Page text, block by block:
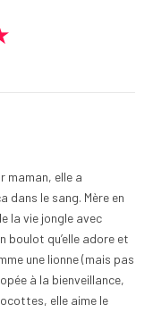
maman, elle a
dans le sang. Mère en
la vie jongle avec
boulot qu’elle adore et
une lionne (mais pas
à la bienveillance,
elle aime le